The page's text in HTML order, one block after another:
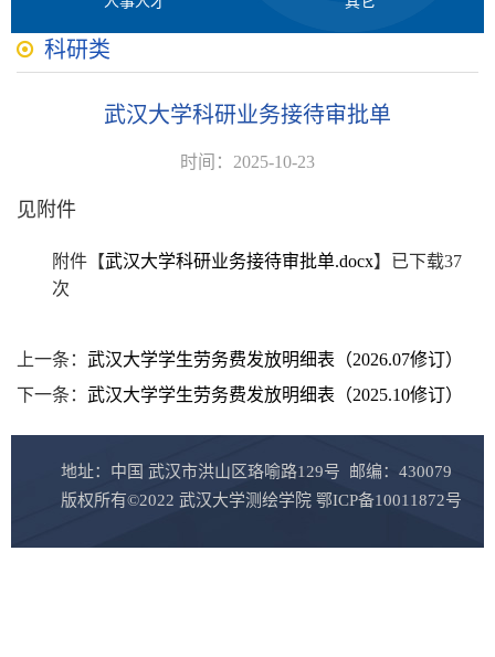
科研类
武汉大学科研业务接待审批单
时间：2025-10-23
见附件
附件【武汉大学科研业务接待审批单.docx】已下载37
次
上一条： 武汉大学学生劳务费发放明细表（2026.07修订）
下一条： 武汉大学学生劳务费发放明细表（2025.10修订）
地址：中国 武汉市洪山区珞喻路129号 邮编：430079
版权所有©2022 武汉大学测绘学院 鄂ICP备10011872号